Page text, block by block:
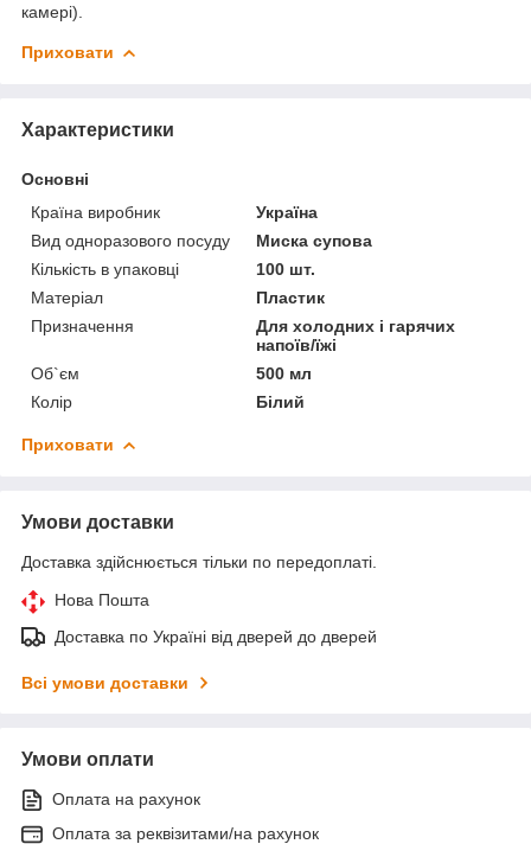
камері).
Приховати
Характеристики
Основні
Країна виробник
Україна
Вид одноразового посуду
Миска супова
Кількість в упаковці
100 шт.
Матеріал
Пластик
Призначення
Для холодних і гарячих
напоїв/їжі
Об`єм
500 мл
Колір
Білий
Приховати
Умови доставки
Доставка здійснюється тільки по передоплаті.
Нова Пошта
Доставка по Україні від дверей до дверей
Всі умови доставки
Умови оплати
Оплата на рахунок
Оплата за реквізитами/на рахунок